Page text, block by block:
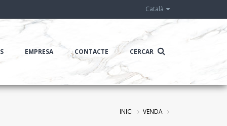
Català
EMPRESA CONTACTE CERCAR
INICI VENDA